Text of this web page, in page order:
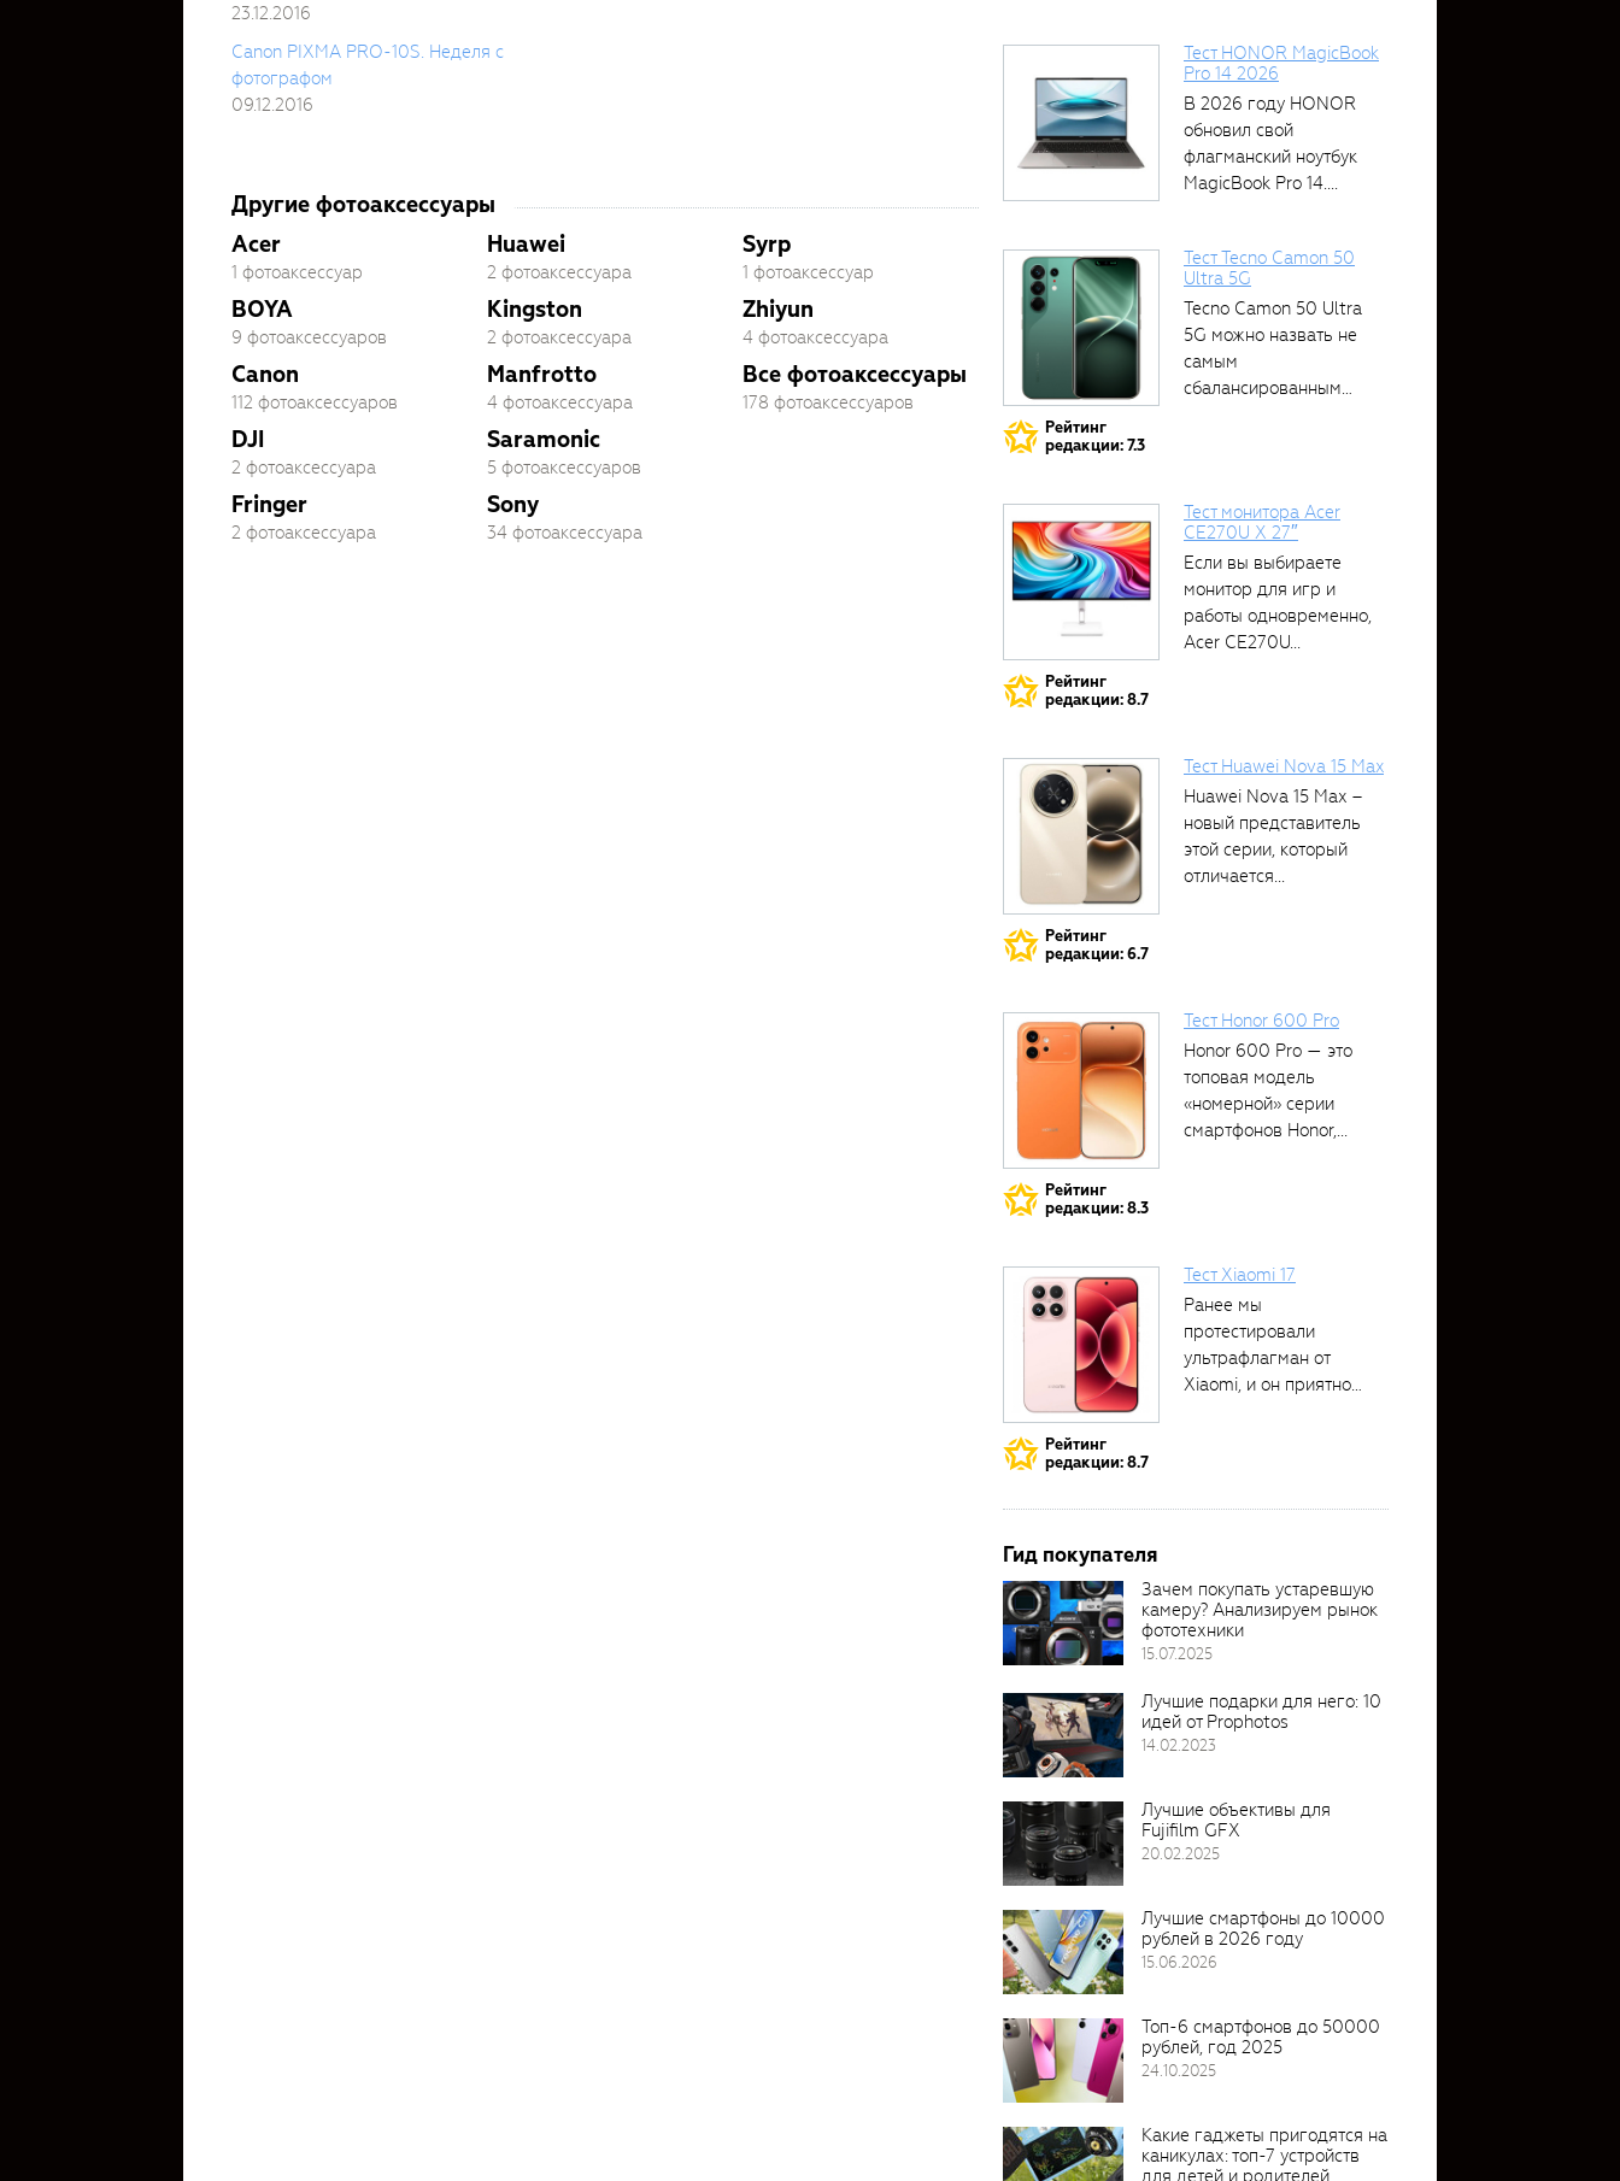
23.12.2016
Canon PIXMA PRO-10S. Неделя с
фотографом
09.12.2016
Другие фотоаксессуары
Acer
1 фотоаксессуар
BOYA
9 фотоаксессуаров
Canon
112 фотоаксессуаров
DJI
2 фотоаксессуара
Fringer
2 фотоаксессуара
Huawei
2 фотоаксессуара
Kingston
2 фотоаксессуара
Manfrotto
4 фотоаксессуара
Saramonic
5 фотоаксессуаров
Sony
34 фотоаксессуара
Syrp
1 фотоаксессуар
Zhiyun
4 фотоаксессуара
Все фотоаксессуары
178 фотоаксессуаров
Тест HONOR MagicBook
Pro 14 2026
В 2026 году HONOR
обновил свой
флагманский ноутбук
MagicBook Pro 14....
Рейтинг
редакции: 7.3
Тест Tecno Camon 50
Ultra 5G
Tecno Camon 50 Ultra
5G можно назвать не
самым
сбалансированным
Рейтинг
редакции: 8.7
Тест монитора Acer
CE270U X 27″
Если вы выбираете
монитор для игр и
работы одновременно,
Acer CE270U...
Рейтинг
редакции: 6.7
Тест Huawei Nova 15 Max
Huawei Nova 15 Max –
новый представитель
этой серии, который
отличается...
Рейтинг
редакции: 8.3
Тест Honor 600 Pro
Honor 600 Pro — это
топовая модель
«номерной» серии
смартфонов Honor,...
Рейтинг
редакции: 8.7
Тест Xiaomi 17
Ранее мы
протестировали
ультрафлагман от
Xiaomi, и он приятно
Гид покупателя
Зачем покупать устаревшую
камеру? Анализируем рынок
фототехники
15.07.2025
Лучшие подарки для него: 10
идей от Prophotos
14.02.2023
Лучшие объективы для
Fujifilm GFX
20.02.2025
Лучшие смартфоны до 10000
рублей в 2026 году
15.06.2026
Топ-6 смартфонов до 50000
рублей, год 2025
24.10.2025
Какие гаджеты пригодятся на
каникулах: топ-7 устройств
для детей и родителей